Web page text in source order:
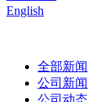
English
全部新闻
公司新闻